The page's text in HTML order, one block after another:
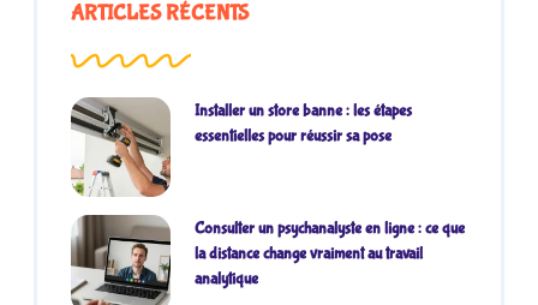
ARTICLES RÉCENTS
Installer un store banne : les étapes
essentielles pour réussir sa pose
Consulter un psychanalyste en ligne : ce que
la distance change vraiment au travail
analytique